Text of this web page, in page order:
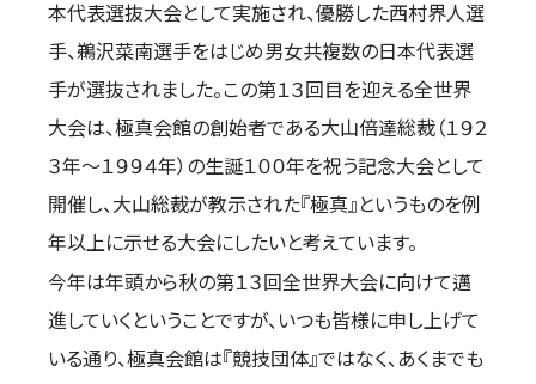
本代表選抜大会として実施され、優勝した西村界人選
手、鵜沢菜南選手をはじめ男女共複数の日本代表選
手が選抜されました。この第１３回目を迎える全世界
大会は、極真会館の創始者である大山倍達総裁（１９２
３年～１９９４年）の生誕１００年を祝う記念大会として
開催し、大山総裁が教示された『極真』というものを例
年以上に示せる大会にしたいと考えています。
今年は年頭から秋の第１３回全世界大会に向けて邁
進していくということですが、いつも皆様に申し上げて
いる通り、極真会館は『競技団体』ではなく、あくまでも